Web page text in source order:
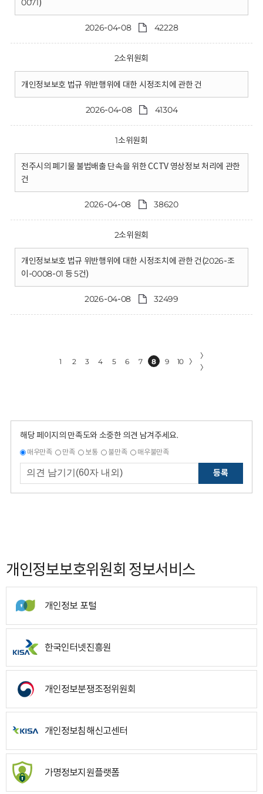
0071)
2026-04-08 42228
2소위원회
개인정보보호 법규 위반행위에 대한 시정조치에 관한 건
2026-04-08 41304
1소위원회
전주시의 폐기물 불법배출 단속을 위한 CCTV 영상정보 처리에 관한
건
2026-04-08 38620
2소위원회
개인정보보호 법규 위반행위에 대한 시정조치에 관한 건(2026-조
이-0008-01 등 5건)
2026-04-08 32499
1 2 3 4 5 6 7 8 9 10 〉
〉
〉
해당 페이지의 만족도와 소중한 의견 남겨주세요.
매우만족 만족 보통 불만족 매우불만족
등록
개인정보보호위원회 정보서비스
개인정보 포털
한국인터넷진흥원
개인정보분쟁조정위원회
개인정보침해신고센터
가명정보지원플랫폼